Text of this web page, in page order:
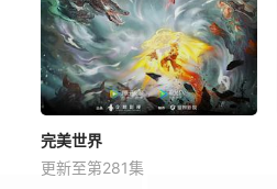
完美世界
更新至第281集